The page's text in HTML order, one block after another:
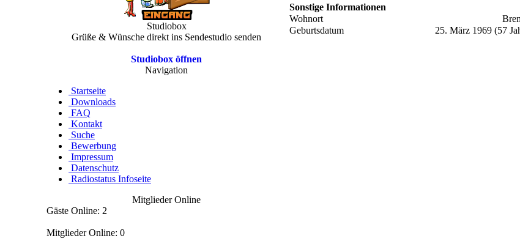
Studiobox
Grüße & Wünsche direkt ins Sendestudio senden
Studiobox öffnen
Navigation
Startseite
Downloads
FAQ
Kontakt
Suche
Bewerbung
Impressum
Datenschutz
Radiostatus Infoseite
Mitglieder Online
Gäste Online: 2
Mitglieder Online: 0
Sonstige Informationen
Wohnort
Geburtsdatum
25. März 1969 (57